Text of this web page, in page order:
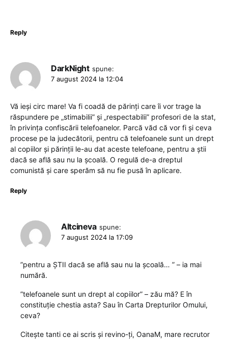
Reply
DarkNight spune:
7 august 2024 la 12:04
Vă ieși circ mare! Va fi coadă de părinți care îi vor trage la
răspundere pe „stimabilii” și „respectabilii” profesori de la stat,
în privința confiscării telefoanelor. Parcă văd că vor fi și ceva
procese pe la judecătorii, pentru că telefoanele sunt un drept
al copiilor și părinții le-au dat aceste telefoane, pentru a știi
dacă se află sau nu la școală. O regulă de-a dreptul
comunistă și care sperăm să nu fie pusă în aplicare.
Reply
Altcineva spune:
7 august 2024 la 17:09
”pentru a ȘTII dacă se află sau nu la școală… ” – ia mai
numără.
”telefoanele sunt un drept al copiilor” – zău mă? E în
constituție chestia asta? Sau în Carta Drepturilor Omului,
ceva?
Citește tanti ce ai scris și revino-ți, OanaM, mare recrutor